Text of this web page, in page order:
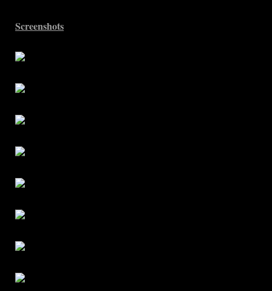
Screenshots